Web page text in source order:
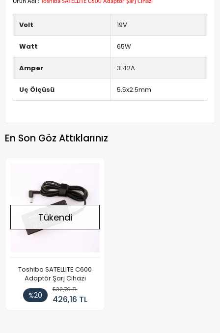
Ürün Adı : Toshiba SATELLITE C600 Adaptör Şarj Cihazı
Volt 19V
Watt 65W
Amper 3.42A
Uç Ölçüsü 5.5x2.5mm
En Son Göz Attıklarınız
Tükendi
Toshiba SATELLITE C600
Adaptör Şarj Cihazı
%20
532,70 TL
426,16 TL